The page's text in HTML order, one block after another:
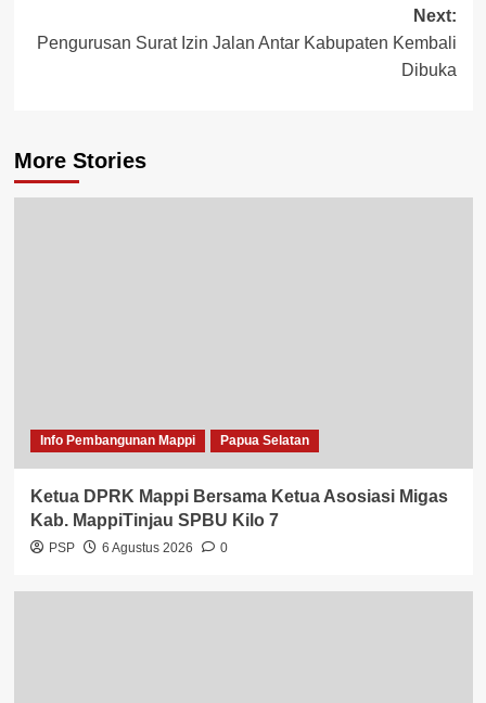
Next:
Pengurusan Surat Izin Jalan Antar Kabupaten Kembali
Dibuka
More Stories
Info Pembangunan Mappi Papua Selatan
Ketua DPRK Mappi Bersama Ketua Asosiasi Migas
Kab. MappiTinjau SPBU Kilo 7
PSP 6 Agustus 2026 0